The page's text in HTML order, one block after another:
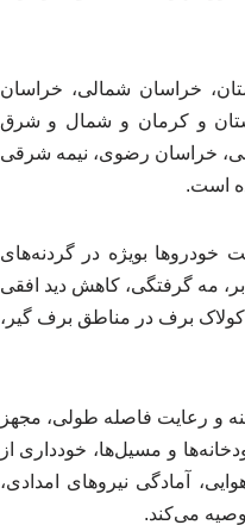
مازندران، گلستان، خراسان شمالی، خراسان
و کرمان و شمال و شرق
شمالی، خراسان رضوی، نیمه شرقی
است.
خودروها بویژه در گردنه‌های
مه گرفتگی، کاهش دید افقی
برف در مناطق برف گیر،
و رعایت فاصله طولی، مجهز
و مسیل‌ها، خودداری از
آمادگی نیروهای امدادی،
می‌کند.